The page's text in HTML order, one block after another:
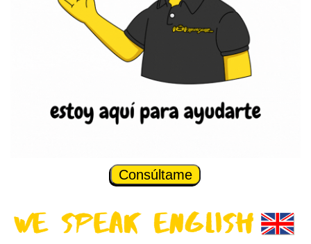
Consúltame